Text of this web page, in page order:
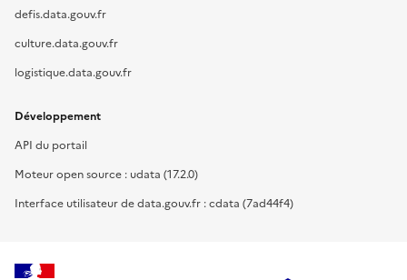
defis.data.gouv.fr
culture.data.gouv.fr
logistique.data.gouv.fr
Développement
API du portail
Moteur open source : udata (17.2.0)
Interface utilisateur de data.gouv.fr : cdata (7ad44f4)